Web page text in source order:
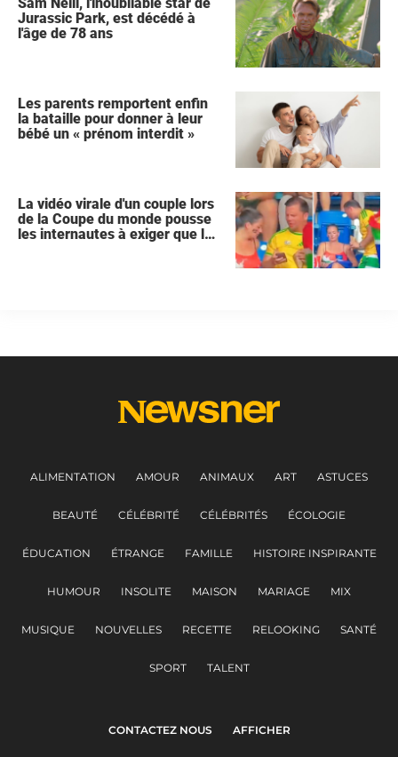
Jurassic Park, est décédé à
l'âge de 78 ans
Les parents remportent enfin
la bataille pour donner à leur
bébé un « prénom interdit »
La vidéo virale d'un couple lors
de la Coupe du monde pousse
les internautes à exiger que la
ALIMENTATION AMOUR ANIMAUX ART ASTUCES
BEAUTÉ CÉLÉBRITÉ CÉLÉBRITÉS ÉCOLOGIE
ÉDUCATION ÉTRANGE FAMILLE HISTOIRE INSPIRANTE
HUMOUR INSOLITE MAISON MARIAGE MIX
MUSIQUE NOUVELLES RECETTE RELOOKING SANTÉ
SPORT TALENT
CONTACTEZ NOUS AFFICHER